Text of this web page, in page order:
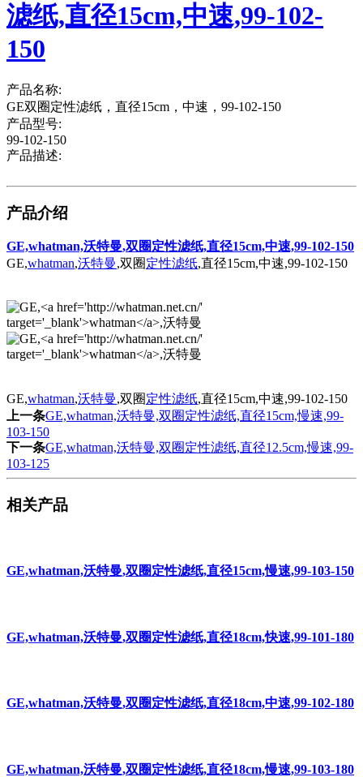
滤纸,直径15cm,中速,99-102-
150
产品名称:
GE双圈定性滤纸，直径15cm，中速，99-102-150
产品型号:
99-102-150
产品描述:
产品介绍
GE,whatman,沃特曼,双圈定性滤纸,直径15cm,中速,99-102-150
GE,whatman,沃特曼,双圈定性滤纸,直径15cm,中速,99-102-150
GE,whatman,沃特曼,双圈定性滤纸,直径15cm,中速,99-102-150
上一条GE,whatman,沃特曼,双圈定性滤纸,直径15cm,慢速,99-
103-150
下一条GE,whatman,沃特曼,双圈定性滤纸,直径12.5cm,慢速,99-
103-125
相关产品
GE,whatman,沃特曼,双圈定性滤纸,直径15cm,慢速,99-103-150
GE,whatman,沃特曼,双圈定性滤纸,直径18cm,快速,99-101-180
GE,whatman,沃特曼,双圈定性滤纸,直径18cm,中速,99-102-180
GE,whatman,沃特曼,双圈定性滤纸,直径18cm,慢速,99-103-180